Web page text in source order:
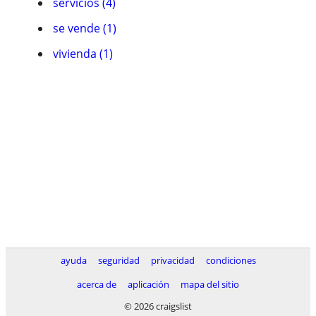
se vende (1)
vivienda (1)
ayuda seguridad privacidad
condiciones
acerca de
aplicación
mapa del sitio
© 2026 craigslist